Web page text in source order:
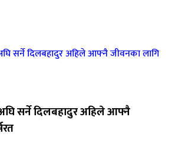
सर्ने दिलबहादुर अहिले आफ्नै